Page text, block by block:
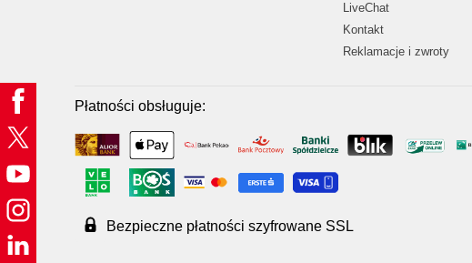
LiveChat
Kontakt
Reklamacje i zwroty
Płatności obsługuje:
Bezpieczne płatności szyfrowane SSL